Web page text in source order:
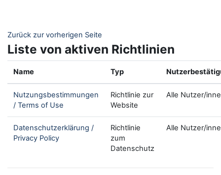
Zurück zur vorherigen Seite
Liste von aktiven Richtlinien
Name Typ
Nutzungsbestimmungen
/ Terms of Use
Richtlinie zur
Website
Alle Nutzer/
Datenschutzerklärung /
Privacy Policy
Richtlinie
zum
Datenschutz
Alle Nutzer/